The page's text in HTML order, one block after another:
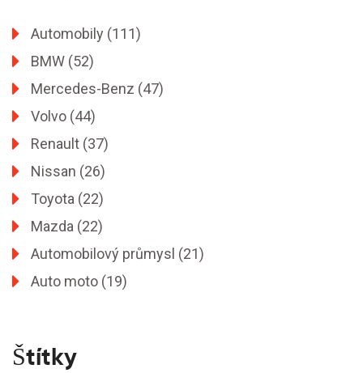
Automobily (111)
BMW (52)
Mercedes-Benz (47)
Volvo (44)
Renault (37)
Nissan (26)
Toyota (22)
Mazda (22)
Automobilový průmysl (21)
Auto moto (19)
Štítky